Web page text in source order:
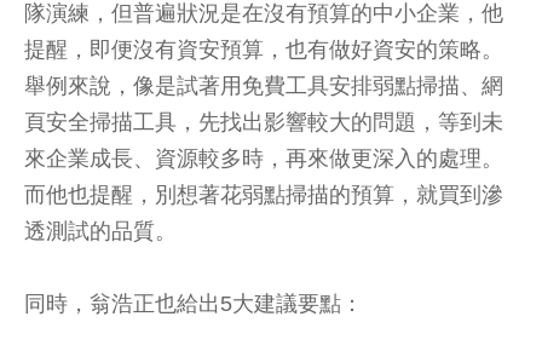
隊演練，但普遍狀況是在沒有預算的中小企業，他
提醒，即便沒有資安預算，也有做好資安的策略。
舉例來說，像是試著用免費工具安排弱點掃描、網
頁安全掃描工具，先找出影響較大的問題，等到未
來企業成長、資源較多時，再來做更深入的處理。
而他也提醒，別想著花弱點掃描的預算，就買到滲
透測試的品質。
同時，翁浩正也給出5大建議要點：